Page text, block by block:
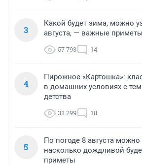
3
Какой будет зима, можно
августа, — важные приметы
57 793 14
4
Пирожное «Картошка»:
в домашних условиях с
детства
31 299 18
5
По погоде 8 августа можно
насколько дождливой
приметы